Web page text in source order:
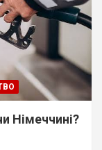
Німеччині?